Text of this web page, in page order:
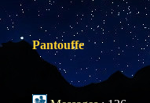
Pantouffe